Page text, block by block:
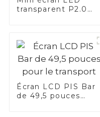
transparent P2.0
plafond d'une place
de parking
Écran LCD PIS Bar
de 49,5 pouces